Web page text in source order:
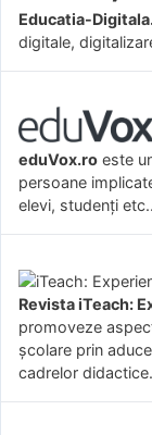
Educatia-
digitale,
eduVox.ro este
persoane
elevi, studenți etc..
Revista iTeach:
promoveze
şcolare prin
cadrelor didactice.